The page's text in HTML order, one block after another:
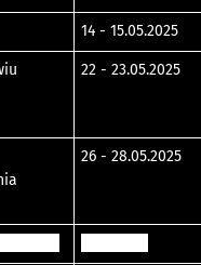
14 - 15.05.2025
22 - 23.05.2025
26 - 28.05.2025